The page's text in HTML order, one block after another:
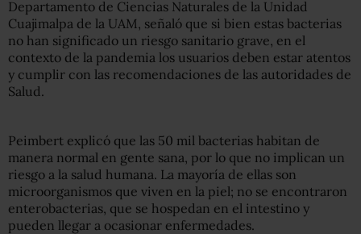
Departamento de Ciencias Naturales de la Unidad
Cuajimalpa de la UAM, señaló que si bien estas bacterias
no han significado un riesgo sanitario grave, en el
contexto de la pandemia los usuarios deben estar atentos
y cumplir con las recomendaciones de las autoridades de
Salud.
Peimbert explicó que las 50 mil bacterias habitan de
manera normal en gente sana, por lo que no implican un
riesgo a la salud humana. La mayoría de ellas son
microorganismos que viven en la piel; no se encontraron
enterobacterias, que se hospedan en el intestino y
pueden llegar a ocasionar enfermedades.